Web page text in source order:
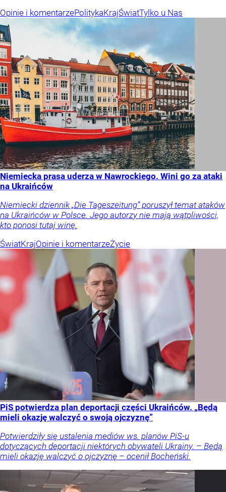
Opinie i komentarzePolitykaKrajŚwiatTylko u Nas
Niemiecka prasa uderza w Nawrockiego. Wini go za ataki
na Ukraińców
Niemiecki dziennik „Die Tageszeitung” poruszył temat ataków
na Ukraińców w Polsce. Jego autorzy nie mają wątpliwości,
kto ponosi tutaj winę.
ŚwiatKrajOpinie i komentarzeŻycie
PiS potwierdza plan deportacji części Ukraińców. „Będą
mieli okazję walczyć o swoją ojczyznę”
Potwierdziły się ustalenia mediów ws. planów PiS-u
dotyczących deportacji niektórych obywateli Ukrainy. – Będą
mieli okazję walczyć o ojczyznę – ocenił Bocheński.